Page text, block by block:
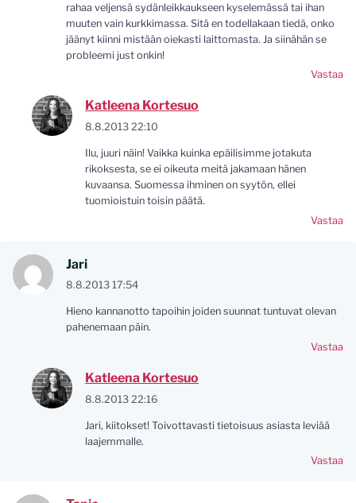
rahaa veljensä sydänleikkaukseen kyselemässä tai ihan
muuten vain kurkkimassa. Sitä en todellakaan tiedä, onko
jäänyt kiinni mistään oiekasti laittomasta. Ja siinähän se
probleemi just onkin!
Vastaa
Katleena Kortesuo
8.8.2013 22:10
Ilu, juuri näin! Vaikka kuinka epäilisimme jotakuta
rikoksesta, se ei oikeuta meitä jakamaan hänen
kuvaansa. Suomessa ihminen on syytön, ellei
tuomioistuin toisin päätä.
Vastaa
Jari
8.8.2013 17:54
Hieno kannanotto tapoihin joiden suunnat tuntuvat olevan
pahenemaan päin.
Vastaa
Katleena Kortesuo
8.8.2013 22:16
Jari, kiitokset! Toivottavasti tietoisuus asiasta leviää
laajemmalle.
Vastaa